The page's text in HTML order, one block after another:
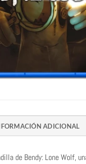
ADICIONAL
de Bendy: Lone Wolf,